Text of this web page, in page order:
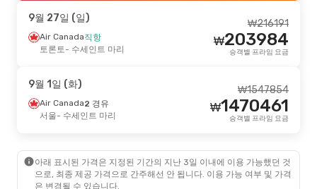
9월 27일 (일)
Air Canada직항
토론토- 수세인트 마리
216191
₩
203984
₩
승객별 프라임 요금
9월 1일 (화)
Air Canada2 경유
서울- 수세인트 마리
1547854
₩
1470461
₩
승객별 프라임 요금
아래 표시된 가격은 지정된 기간의 지난 3일 이내에 이용 가능했던 것
으로, 최종 제공 가격으로 간주해선 안 됩니다. 이용 가능 여부 및 가격
은 변경될 수 있습니다.